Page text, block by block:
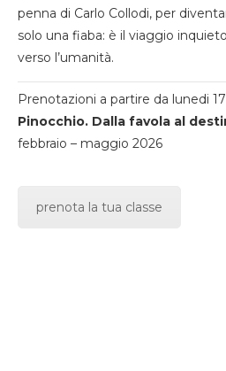
penna di Carlo Collodi, per
solo una fiaba: è il viaggio
verso l’umanità.
Prenotazioni a partire da lunedi
Pinocchio. Dalla favola al
febbraio – maggio 2026
prenota la tua classe